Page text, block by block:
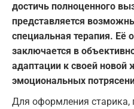
достичь полноценного
представляется
специальная терапия. Её
заключается в
адаптации к своей новой
эмоциональных
Для оформления старика,